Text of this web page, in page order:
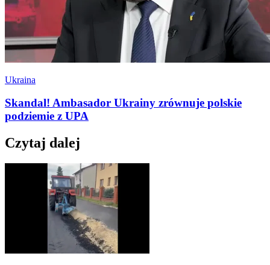
Ukraina
Skandal! Ambasador Ukrainy zrównuje polskie
podziemie z UPA
Czytaj dalej